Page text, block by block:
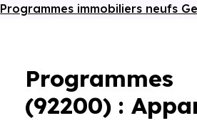
Programmes immobiliers neufs
(92200) :